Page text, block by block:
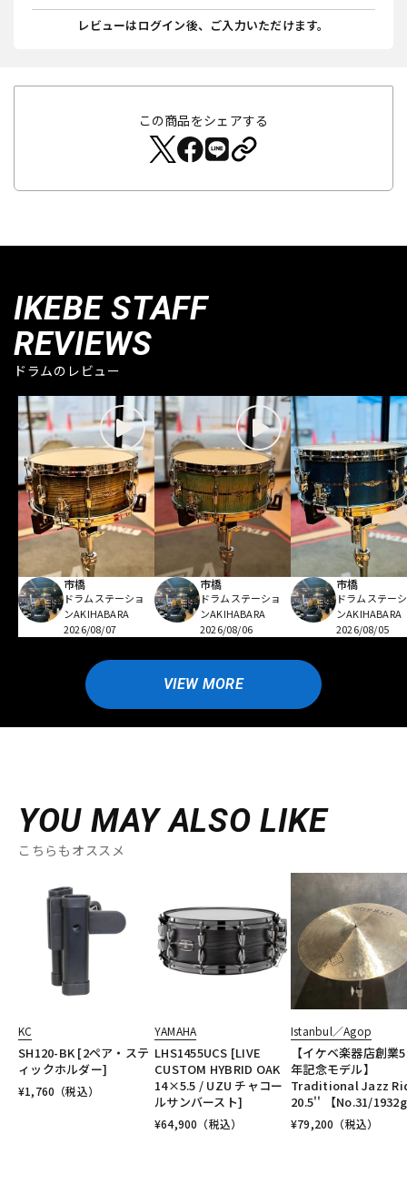
レビューはログイン後、ご入力いただけます。
この商品をシェアする
IKEBE STAFF
REVIEWS
ドラムのレビュー
市橋
ドラムステーショ
ンAKIHABARA
2026/08/07
市橋
ドラムステーショ
ンAKIHABARA
2026/08/06
市橋
ドラムステー
ンAKIHABARA
2026/08/05
VIEW MORE
YOU MAY ALSO LIKE
こちらもオススメ
KC
SH120-BK [2ペア・ステ
ィックホルダー]
¥1,760 （税込）
YAMAHA
LHS1455UCS [LIVE
CUSTOM HYBRID OAK
14×5.5 / UZU チャコー
ルサンバースト]
¥64,900 （税込）
Istanbul／Agop
【イケベ楽器店創業
年記念モデル】
Traditional Jazz
20.5'' 【No.31/
¥79,200 （税込）